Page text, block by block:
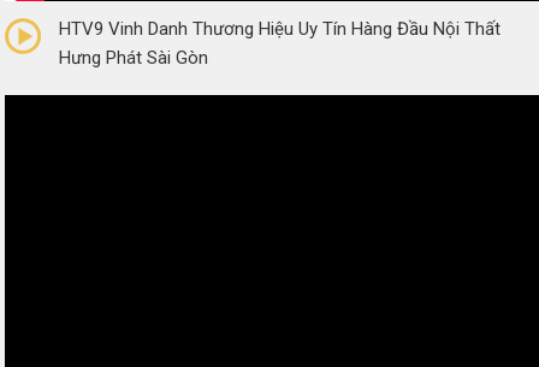
HTV9 Vinh Danh Thương Hiệu Uy Tín Hàng Đầu Nội Thất
Hưng Phát Sài Gòn